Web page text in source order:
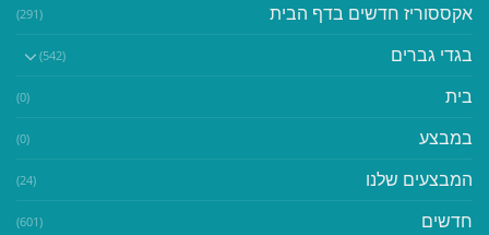
אקססוריז חדשים בדף הבית (291)
בגדי גברים (542)
בית (0)
במבצע (0)
המבצעים שלנו (24)
חדשים (601)